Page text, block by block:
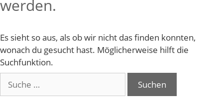
werden.
Es sieht so aus, als ob wir nicht das finden konnten,
wonach du gesucht hast. Möglicherweise hilft die
Suchfunktion.